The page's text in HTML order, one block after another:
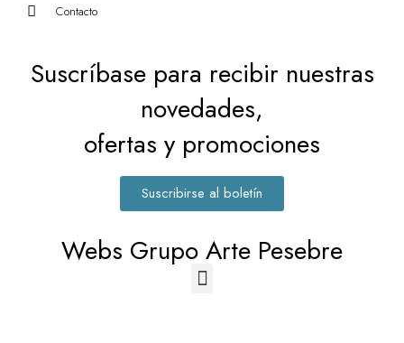
Contacto
Suscríbase para recibir nuestras
novedades,
ofertas y promociones
Suscribirse al boletín
Webs Grupo Arte Pesebre